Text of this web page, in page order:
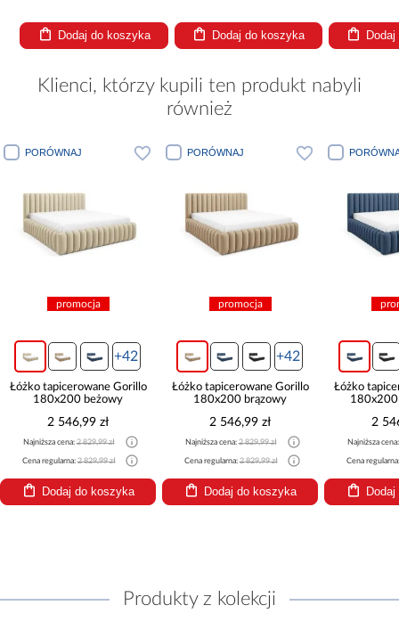
Dodaj do koszyka Dodaj do koszyka
Klienci, którzy kupili ten produkt nabyli
również
+42
Gorillo
PORÓWNAJ
+42
Łóżko tapicerowane Gorillo
180x200 brązowy
2 546,99 zł
Najniższa cena: 2 829,99 zł
Cena regularna:2 829,99 zł
Dodaj do koszyka
PORÓWNAJ
+42
Łóżko tapicerowane Gorillo
180x200 granatowy
2 546,99 zł
Najniższa cena: 2 829,99 zł
Cena regularna:2 829,99 zł
Dodaj do koszyka
Produkty z kolekcji